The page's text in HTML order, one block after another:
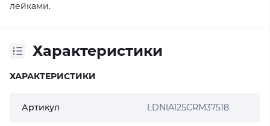
лейками.
Характеристики
ХАРАКТЕРИСТИКИ
Артикул LDNIA125CRM37518